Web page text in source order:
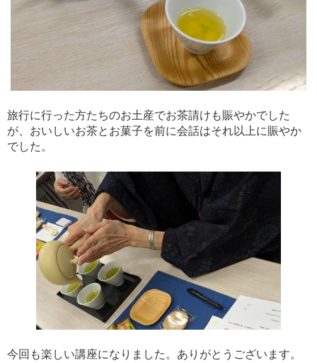
旅行に行った方たちのお土産でお茶請けも賑やかでした
が、おいしいお茶とお菓子を前に会話はそれ以上に賑やか
でした。
今回も楽しい講座になりました。ありがとうございます。